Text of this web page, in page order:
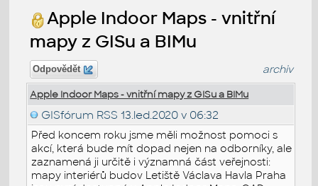
Apple Indoor Maps - vnitřní
mapy z GISu a BIMu
Odpovědět archiv
Apple Indoor Maps - vnitřní mapy z GISu a BIMu
GISfórum RSS 13.led.2020 v 06:32
Před koncem roku jsme měli možnost pomoci s
akcí, která bude mít dopad nejen na odborníky, ale
zaznamená ji určitě i významná část veřejnosti:
mapy interiérů budov Letiště Václava Havla Praha